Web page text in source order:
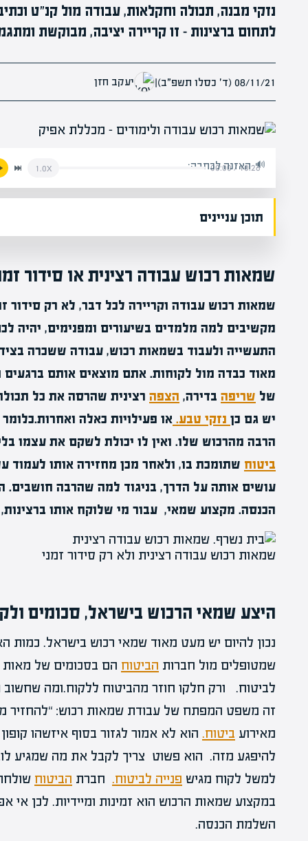
נזקי מבנה, תכולה וחקלאות, עבודה מול קנ״ט
לתחום ברצינות – זו קריירה יציבה, מבוקשת
08/11/21 (ד׳ כסלו תשפ״ב) | יעקב חזן
האזנה לכתבה:10:26
/
00:00
1.0x
תוכן עניינים
שמאות רכוש עבודה רצינית או סידור
שמאות רכוש עבודה וקריירה לכל דבר, לא רק סידור
מקשיבים למה מלמדים בשיעורים ומפנימים, יהיה
התעשייה ולעבוד בשמאות רכוש, עבודה ששכרה
מאוד כבדה מול לקוחות. אתם מוצאים אותם ברגעים
של שריפה בדירה, הצפה רצינית שהרסה את כל
יש גם כן נזקי טבע. או פעילויות כאלה
הרבה מהרכוש שלו. ואין לו יכולת לשקם את עצמו
ביטוח שתומכת בו, ולאחר מכן מחזירה אותו לעמוד
עושים אותה על הדרך, בניגוד למה שהרבה חושבים.
הכנסה. מקצוע שמאי, עבור מי שלוקח אותו
שמאות רכוש עבודה רצינית ולא רק סידור זמני
היצע שמאי הרכוש בישראל, סכומים
נכון להיום יש מעט מאוד שמאי רכוש בישראל. כמות
שמטופלים מול חברות הביטוח הם בסכומים של מאות
לביטוח. ורק חלקו חוזר מהביטוח ללקוח.ומה
זה משפט המפתח של עבודת שמאות רכוש: “להחזיר
מאירוע ביטוח. הוא לא אמור לגזור בסוף איזשהו
להיפגע מזה. הוא פשוט צריך לקבל את מה שמגיע
למשל לקוח מגיש פנייה לביטוח. חברת הביטוח
במקצוע שמאות הרכוש הוא זמינות ומיידיות. לכן אי
השלמת הכנסה.